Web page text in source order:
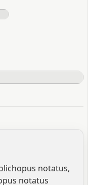
notatus,
notatus